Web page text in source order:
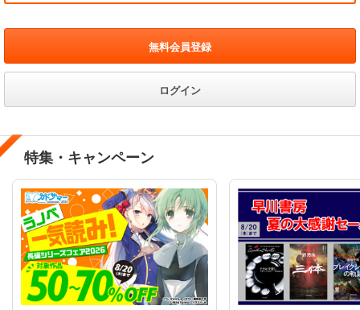
無料会員登録
ログイン
特集・キャンペーン